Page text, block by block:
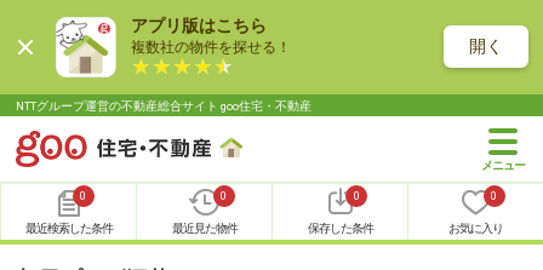
アプリ版はこちら
複数社の物件を探せる！ 開く
NTTグループ運営の不動産総合サイト goo住宅・不動産
0
最近検索した条件
0
最近見た物件
0
保存した条件
0
お気に入り